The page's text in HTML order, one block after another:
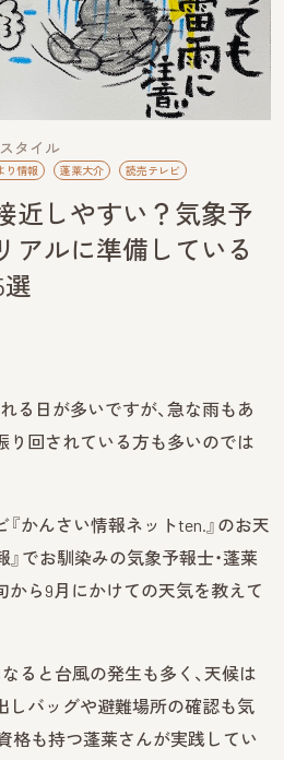
タイル
り情報 蓬莱大介 読売テレビ
近しやすい？気象予
アルに準備している
選
る日が多いですが、急な雨もあ
り回されている方も多いのでは
『かんさい情報ネットten.』のお天
でお馴染みの気象予報士・蓬莱
から9月にかけての天気を教えて
なると台風の発生も多く、天候は
しバッグや避難場所の確認も気
格も持つ蓬莱さんが実践してい